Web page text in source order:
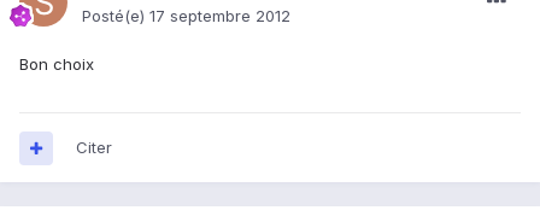
Posté(e) 17 septembre 2012
Bon choix
Citer